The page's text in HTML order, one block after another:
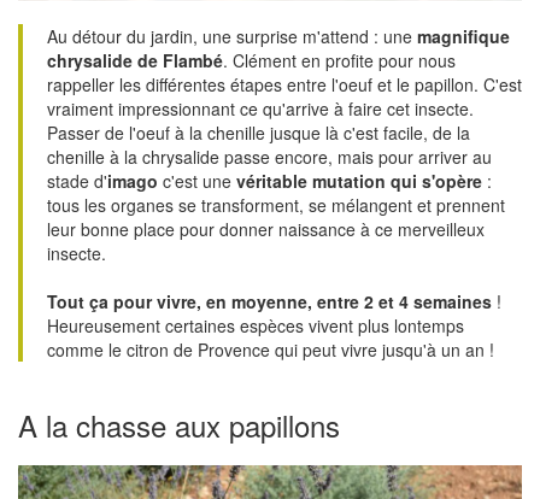
Au détour du jardin, une surprise m'attend : une magnifique
chrysalide de Flambé. Clément en profite pour nous
rappeller les différentes étapes entre l'oeuf et le papillon. C'est
vraiment impressionnant ce qu'arrive à faire cet insecte.
Passer de l'oeuf à la chenille jusque là c'est facile, de la
chenille à la chrysalide passe encore, mais pour arriver au
stade d'imago c'est une véritable mutation qui s'opère :
tous les organes se transforment, se mélangent et prennent
leur bonne place pour donner naissance à ce merveilleux
insecte.
Tout ça pour vivre, en moyenne, entre 2 et 4 semaines !
Heureusement certaines espèces vivent plus lontemps
comme le citron de Provence qui peut vivre jusqu'à un an !
A la chasse aux papillons